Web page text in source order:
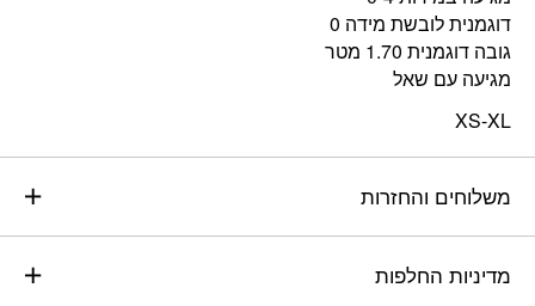
דוגמנית לובשת מידה 0
גובה דוגמנית 1.70 מטר
מגיעה עם שאל
XS-XL
משלוחים והחזרות
מדיניות החלפות